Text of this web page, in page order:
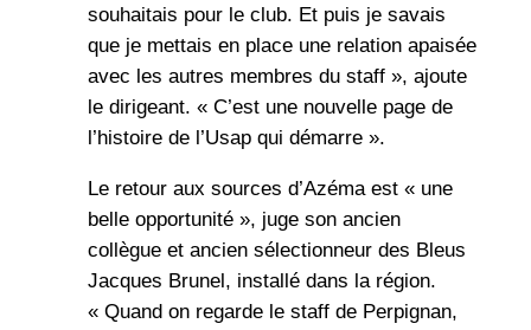
souhaitais pour le club. Et puis je savais
que je mettais en place une relation apaisée
avec les autres membres du staff », ajoute
le dirigeant. « C’est une nouvelle page de
l’histoire de l’Usap qui démarre ».
Le retour aux sources d’Azéma est « une
belle opportunité », juge son ancien
collègue et ancien sélectionneur des Bleus
Jacques Brunel, installé dans la région.
« Quand on regarde le staff de Perpignan,